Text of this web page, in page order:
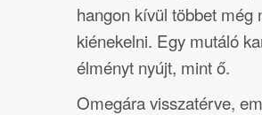
hangon kívül többet még
kiénekelni. Egy mutáló
élményt nyújt, mint ő.
Omegára visszatérve,